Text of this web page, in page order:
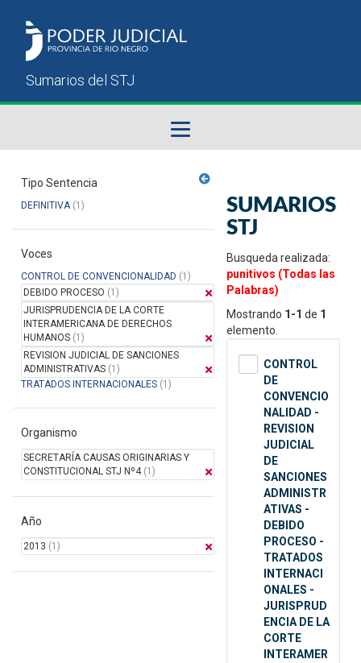
Sumarios del STJ
Manual del Usuario
Tipo Sentencia
DEFINITIVA(1)
Voces
CONTROL DE CONVENCIONALIDAD (1)
DEBIDO PROCESO (1)
JURISPRUDENCIA DE LA CORTE
INTERAMERICANA DE DERECHOS
HUMANOS (1)
REVISION JUDICIAL DE SANCIONES
ADMINISTRATIVAS (1)
TRATADOS INTERNACIONALES (1)
Organismo
SECRETARÍA CAUSAS ORIGINARIAS Y
CONSTITUCIONAL STJ Nº4(1)
Año
2013 (1)
SUMARIOS
STJ
Busqueda realizada:
punitivos (Todas las
Palabras)
Mostrando 1-1 de 1
elemento.
CONTROL
DE
CONVENCIO
NALIDAD -
REVISION
JUDICIAL
DE
SANCIONES
ADMINISTR
ATIVAS -
DEBIDO
PROCESO -
TRATADOS
INTERNACI
ONALES -
JURISPRUD
ENCIA DE LA
CORTE
INTERAMER